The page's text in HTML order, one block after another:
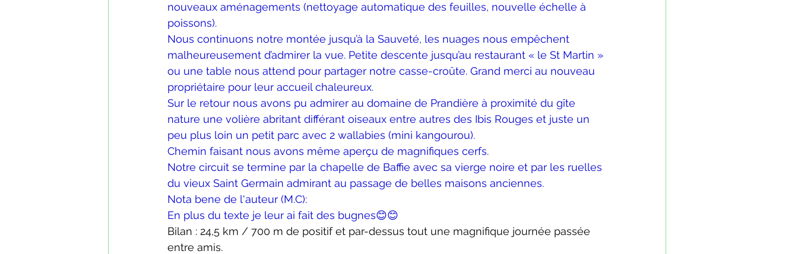
nouveaux aménagements (nettoyage automatique des feuilles, nouvelle échelle à
poissons).
Nous continuons notre montée jusqu’à la Sauveté, les nuages nous empêchent
malheureusement d’admirer la vue. Petite descente jusqu’au restaurant « le St Martin »
ou une table nous attend pour partager notre casse-croûte. Grand merci au nouveau
propriétaire pour leur accueil chaleureux.
Sur le retour nous avons pu admirer au domaine de Prandière à proximité du gîte
nature une volière abritant différant oiseaux entre autres des Ibis Rouges et juste un
peu plus loin un petit parc avec 2 wallabies (mini kangourou).
Chemin faisant nous avons même aperçu de magnifiques cerfs.
Notre circuit se termine par la chapelle de Baffie avec sa vierge noire et par les ruelles
du vieux Saint Germain admirant au passage de belles maisons anciennes.
Nota bene de l'auteur (M.C):
En plus du texte je leur ai fait des bugnes😊😊
Bilan : 24,5 km / 700 m de positif et par-dessus tout une magnifique journée passée
entre amis.